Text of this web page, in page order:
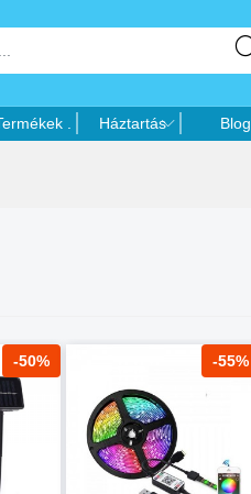
. Háztartás Blog
-50% -55%